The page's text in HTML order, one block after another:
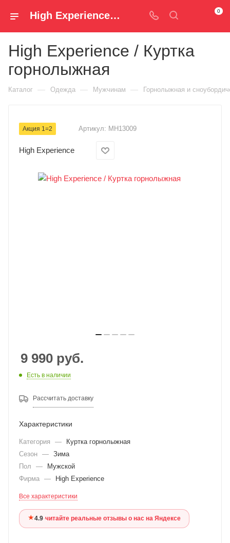
High Experience / Куртка горнолыжная MH13009 — купить за 9 990 руб. ₽ в Spm-Shop.ru | Хумтто.РФ - Спорт+Мода 0
High Experience / Куртка
горнолыжная
Каталог — Одежда — Мужчинам — Горнолыжная и
Акция 1=2 Артикул: MH13009
High Experience
9 990 руб.
Есть в наличии
Рассчитать доставку
Характеристики
Категория —
Куртка горнолыжная
Сезон — Зима
Пол
—
Мужской
Фирма — High Experience
Все характеристики
★4.9·читайте реальные отзывы о нас на Яндексе